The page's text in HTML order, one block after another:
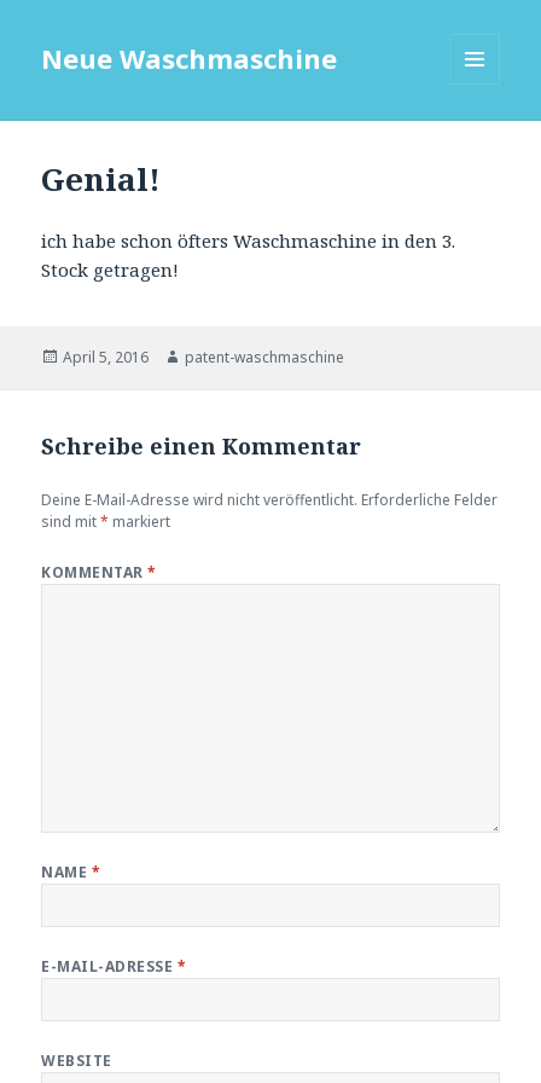
Neue Waschmaschine
Genial!
ich habe schon öfters Waschmaschine in den 3.
Stock getragen!
Veröffentlicht
April 5, 2016 Autor
patent-waschmaschine
Schreibe einen Kommentar
Deine E-Mail-Adresse wird nicht veröffentlicht. Erforderliche Felder
sind mit* markiert
KOMMENTAR*
NAME *
E-MAIL-ADRESSE *
WEBSITE